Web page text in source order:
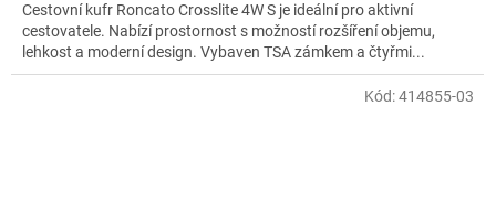
z
5
hvězdiček.
Cestovní kufr Roncato Crosslite 4W S je ideální pro aktivní
cestovatele. Nabízí prostornost s možností rozšíření objemu,
lehkost a moderní design. Vybaven TSA zámkem a čtyřmi...
Kód:414855-03